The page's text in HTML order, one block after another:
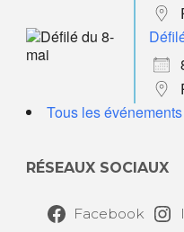
Tous les événements
RÉSEAUX SOCIAUX
Facebook